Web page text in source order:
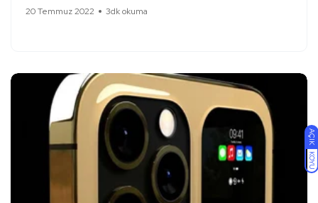
AÇIK
KOYU
20 Temmuz 2022 3dk okuma